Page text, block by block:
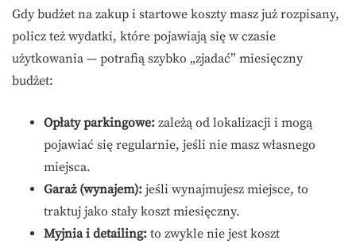
Gdy budżet na zakup i startowe koszty masz już rozpisany,
policz też wydatki, które pojawiają się w czasie
użytkowania — potrafią szybko „zjadać” miesięczny
budżet:
Opłaty parkingowe: zależą od lokalizacji i mogą
pojawiać się regularnie, jeśli nie masz własnego
miejsca.
Garaż (wynajem): jeśli wynajmujesz miejsce, to
traktuj jako stały koszt miesięczny.
Myjnia i detailing: to zwykle nie jest koszt